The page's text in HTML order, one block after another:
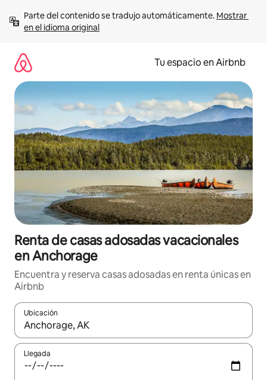
contenido
Parte del contenido se tradujo automáticamente. Mostrar
en el idioma original
Tu espacio en Airbnb
Renta de casas adosadas vacacionales
en Anchorage
Encuentra y reserva casas adosadas en renta únicas en
Airbnb
Ubicación
Cuando los resultados estén disponibles, podrás navegar
Llegada